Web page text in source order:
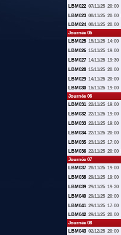
LBM022 07/11/25 20:00
LBM023 08/11/25 20:00
LBM024 08/11/25 20:00
Journée 05
LBM025 15/11/25 14:00
LBM026 15/11/25 19:00
LBM027 14/11/25 19:30
LBM028 15/11/25 20:00
LBM029 14/11/25 20:00
LBM030 15/11/25 19:00
Journée 06
LBM031 22/11/25 19:00
LBM032 22/11/25 19:00
LBM033 22/11/25 19:00
LBM034 22/11/25 20:00
LBM035 23/11/25 17:00
LBM036 22/11/25 20:00
Journée 07
LBM037 28/11/25 19:00
LBM038 29/11/25 19:00
LBM039 29/11/25 19:30
LBM040 29/11/25 20:00
LBM041 29/11/25 17:00
LBM042 29/11/25 20:00
Journée 08
LBM043 02/12/25 20:00